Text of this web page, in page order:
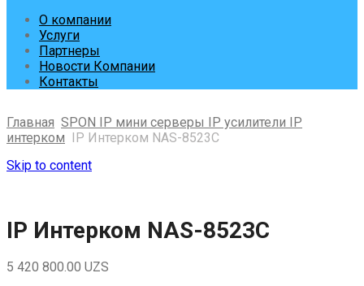
О компании
Услуги
Партнеры
Новости Компании
Контакты
Главная SPON IP мини серверы IP усилители IP
интерком IP Интерком NAS-8523C
Skip to content
IP Интерком NAS-8523C
5 420 800.00 UZS